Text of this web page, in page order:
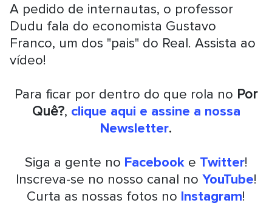
A pedido de internautas, o professor
Dudu fala do economista Gustavo
Franco, um dos "pais" do Real. Assista ao
vídeo!
Para ficar por dentro do que rola no Por
Quê?, clique aqui e assine a nossa
Newsletter.
Siga a gente no Facebooke Twitter!
Inscreva-se no nosso canal no YouTube!
Curta as nossas fotos no Instagram!